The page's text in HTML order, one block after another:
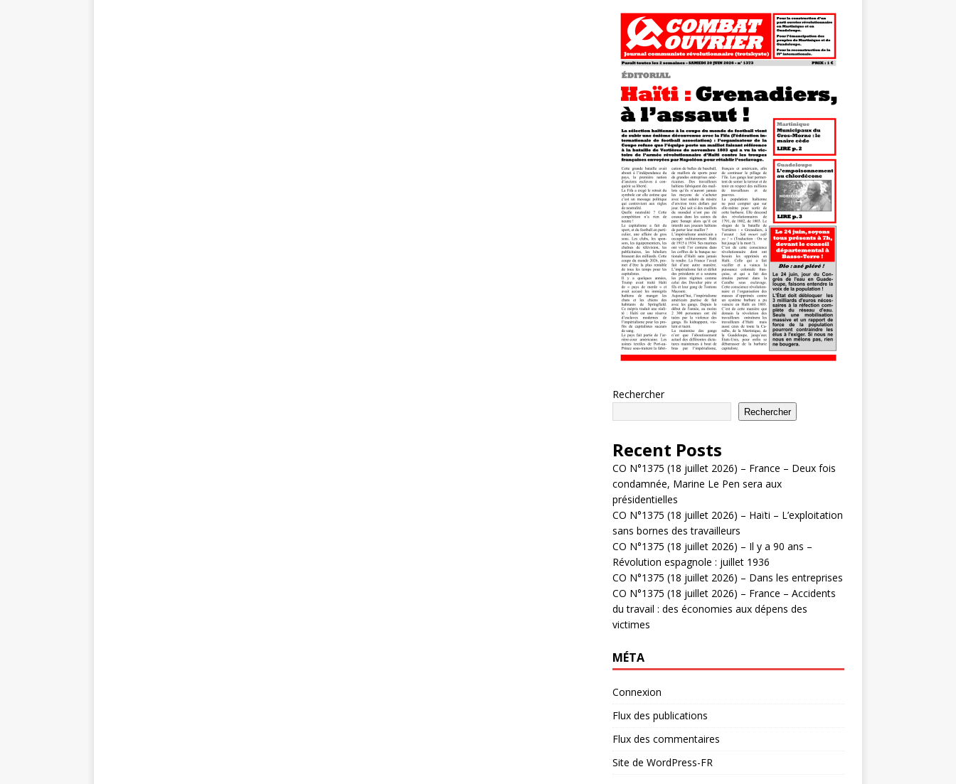
Rechercher
Rechercher
Recent Posts
CO N°1375 (18 juillet 2026) – France – Deux fois
condamnée, Marine Le Pen sera aux
présidentielles
CO N°1375 (18 juillet 2026) – Haïti – L’exploitation
sans bornes des travailleurs
CO N°1375 (18 juillet 2026) – Il y a 90 ans –
Révolution espagnole : juillet 1936
CO N°1375 (18 juillet 2026) – Dans les entreprises
CO N°1375 (18 juillet 2026) – France – Accidents
du travail : des économies aux dépens des
victimes
MÉTA
Connexion
Flux des publications
Flux des commentaires
Site de WordPress-FR